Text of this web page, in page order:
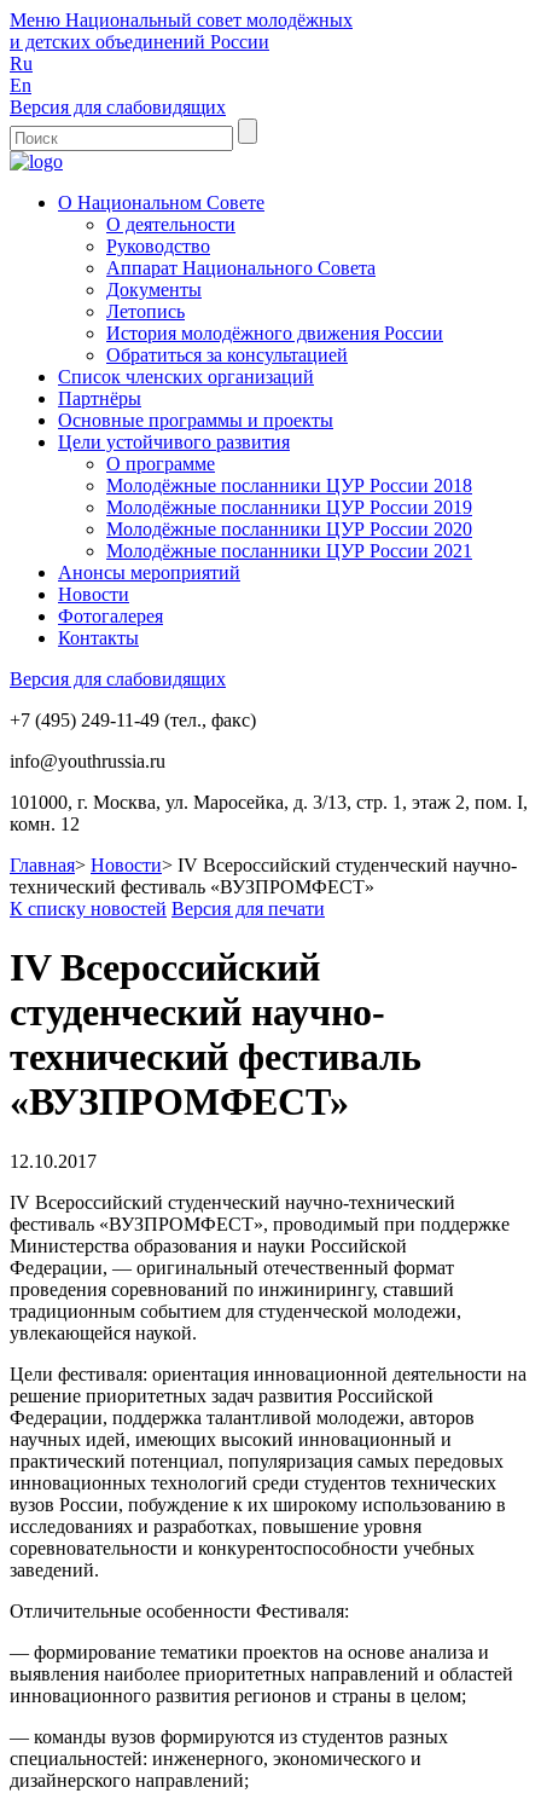
Меню Национальный совет молодёжных
и детских объединений России
Ru
En
Версия для слабовидящих
О Национальном Совете
О деятельности
Руководство
Аппарат Национального Совета
Документы
Летопись
История молодёжного движения России
Обратиться за консультацией
Список членских организаций
Партнёры
Основные программы и проекты
Цели устойчивого развития
О программе
Молодёжные посланники ЦУР России 2018
Молодёжные посланники ЦУР России 2019
Молодёжные посланники ЦУР России 2020
Молодёжные посланники ЦУР России 2021
Анонсы мероприятий
Новости
Фотогалерея
Контакты
Версия для слабовидящих
+7 (495) 249-11-49 (тел., факс)
info@youthrussia.ru
101000, г. Москва, ул. Маросейка, д. 3/13, стр. 1, этаж 2, пом. I,
комн. 12
Главная> Новости> IV Всероссийский студенческий научно-
технический фестиваль «ВУЗПРОМФЕСТ»
К списку новостей Версия для печати
IV Всероссийский
студенческий научно-
технический фестиваль
«ВУЗПРОМФЕСТ»
12.10.2017
IV Всероссийский студенческий научно-технический
фестиваль «ВУЗПРОМФЕСТ», проводимый при поддержке
Министерства образования и науки Российской
Федерации, — оригинальный отечественный формат
проведения соревнований по инжинирингу, ставший
традиционным событием для студенческой молодежи,
увлекающейся наукой.
Цели фестиваля: ориентация инновационной деятельности на
решение приоритетных задач развития Российской
Федерации, поддержка талантливой молодежи, авторов
научных идей, имеющих высокий инновационный и
практический потенциал, популяризация самых передовых
инновационных технологий среди студентов технических
вузов России, побуждение к их широкому использованию в
исследованиях и разработках, повышение уровня
соревновательности и конкурентоспособности учебных
заведений.
Отличительные особенности Фестиваля:
— формирование тематики проектов на основе анализа и
выявления наиболее приоритетных направлений и областей
инновационного развития регионов и страны в целом;
— команды вузов формируются из студентов разных
специальностей: инженерного, экономического и
дизайнерского направлений;